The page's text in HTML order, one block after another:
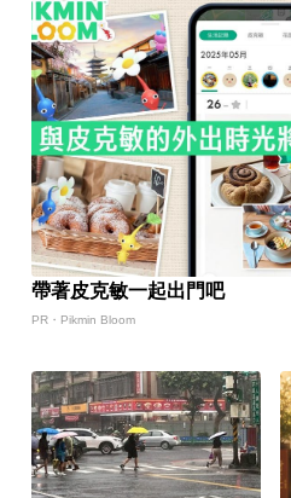
帶著皮克敏一起出門吧
PR・Pikmin Bloom